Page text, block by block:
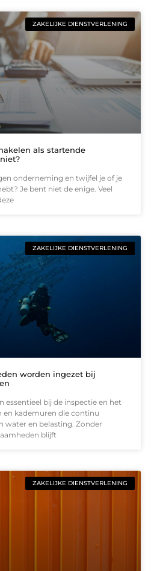
ZAKELIJKE DIENSTVERLENING
als startende
onderneming en twijfel je of je
Je bent niet de enige. Veel
ZAKELIJKE DIENSTVERLENING
worden ingezet bij
essentieel bij de inspectie en het
kademuren die continu
water en belasting. Zonder
blijft
ZAKELIJKE DIENSTVERLENING